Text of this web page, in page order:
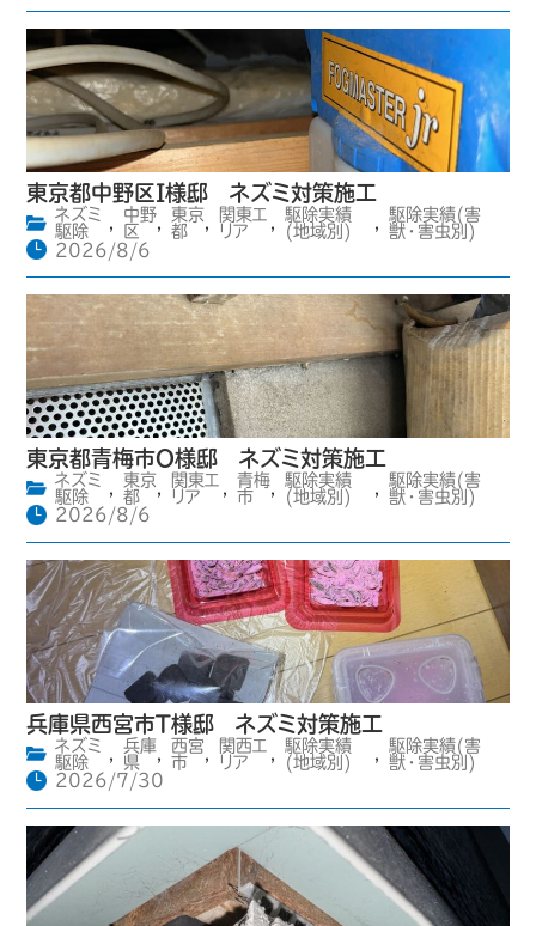
東京都中野区I様邸 ネズミ対策施工
ネズミ
駆除
,
中野
区
,
東京
都
,
関東エ
リア
,
駆除実績
(地域別)
,
駆除実績(害
獣・害虫別)
2026/8/6
東京都青梅市O様邸 ネズミ対策施工
ネズミ
駆除
,
東京
都
,
関東エ
リア
,
青梅
市
,
駆除実績
(地域別)
,
駆除実績(害
獣・害虫別)
2026/8/6
兵庫県西宮市T様邸 ネズミ対策施工
ネズミ
駆除
,
兵庫
県
,
西宮
市
,
関西エ
リア
,
駆除実績
(地域別)
,
駆除実績(害
獣・害虫別)
2026/7/30